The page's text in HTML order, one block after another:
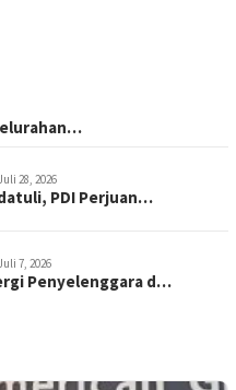
28, 2026
PDI Perjuan…
7, 2026
Penyelenggara d…